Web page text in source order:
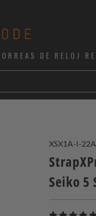
DE RELOJ
XSX1A-I-
Seiko